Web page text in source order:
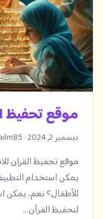
موقع تحفيظ
ديسمبر 2, 2024 · mahmoudismailm85
موقع تحفيظ القران
يمكن استخدام
للأطفال؟ نعم، يمكن
لتحفيظ القرآن…